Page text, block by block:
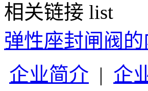
相关链接 list
弹性座封闸阀
企业简介 | 企